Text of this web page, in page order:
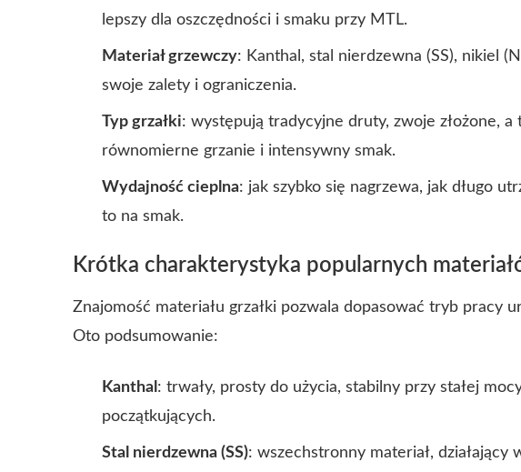
lepszy dla oszczędności i smaku przy MTL.
Materiał grzewczy: Kanthal, stal nierdzewna (SS), nikiel
swoje zalety i ograniczenia.
Typ grzałki: występują tradycyjne druty, zwoje złożone,
równomierne grzanie i intensywny smak.
Wydajność cieplna: jak szybko się nagrzewa, jak długo
to na smak.
Krótka charakterystyka popularnych
Znajomość materiału grzałki pozwala dopasować tryb pracy
Oto podsumowanie:
Kanthal : trwały, prosty do użycia, stabilny przy stałej
początkujących.
Stal nierdzewna (SS): wszechstronny materiał,